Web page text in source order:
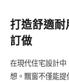
打造舒適耐
訂做
在現代住宅設計
想。飄窗不僅能